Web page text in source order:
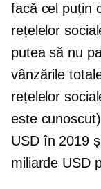
facă cel puțin
rețelelor
putea să nu
vânzările
rețelelor
este
USD în 2019
miliarde USD